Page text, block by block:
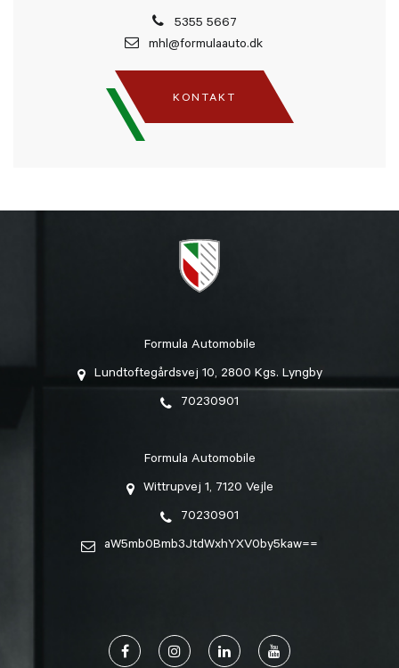
5355 5667
mhl@formulaauto.dk
KONTAKT
Formula Automobile
Lundtoftegårdsvej 10, 2800 Kgs. Lyngby
70230901
Formula Automobile
Wittrupvej 1, 7120 Vejle
70230901
aW5mb0Bmb3JtdWxhYXV0by5kaw==